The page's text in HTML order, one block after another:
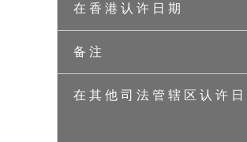
在 香 港 认 许 日 期
备 注
在 其 他 司 法 管 辖 区 认 许 日